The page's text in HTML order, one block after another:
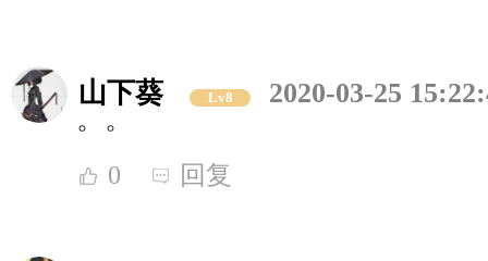
山下葵 Lv8
2020-03-25
。。
0 回复